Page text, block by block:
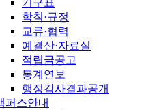
학칙·규정
교류·협력
예결산·자료실
적립금공고
통계연보
행정감사결과공개
퍼스안내